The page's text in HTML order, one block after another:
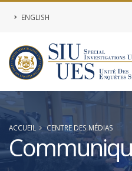
ENGLISH
ACCUEIL CENTRE DES MÉDIAS